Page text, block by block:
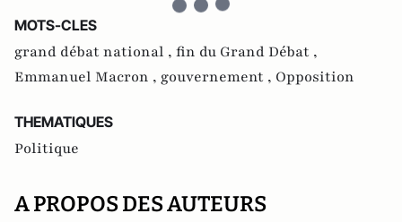
MOTS-CLES
grand débat national , fin du Grand Débat ,
Emmanuel Macron , gouvernement , Opposition
THEMATIQUES
Politique
A PROPOS DES AUTEURS